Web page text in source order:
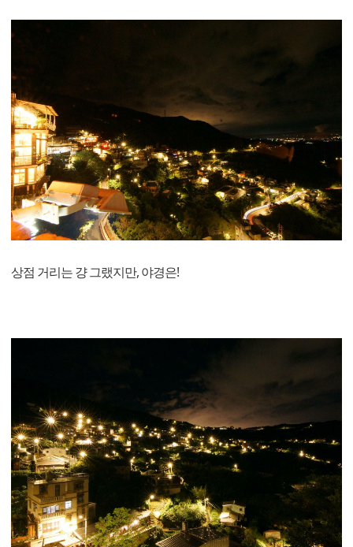
상점 거리는 걍 그랬지만, 야경은!